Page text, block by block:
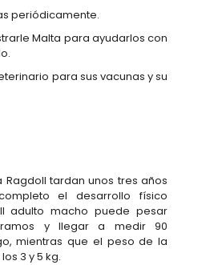
periódicamente.
Malta para ayudarlos con
para sus vacunas y su
Ragdoll tardan unos tres años
el desarrollo físico
adulto macho puede pesar
y llegar a medir 90
mientras que el peso de la
3 y 5 kg.